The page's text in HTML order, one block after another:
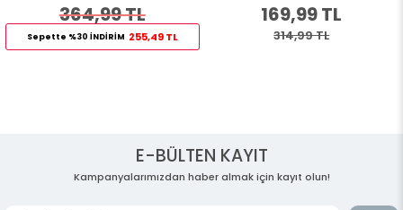
364,99 TL
Sepette %30 İNDİRİM 255,49 TL
169,99 TL
314,99 TL
E-BÜLTEN KAYIT
Kampanyalarımızdan haber almak için kayıt olun!